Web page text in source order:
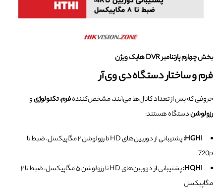
بخش چهارم پارتنامبر DVR هایک ویژن
فرم و ساختار دستگاه دی وی آر
حروفی که پس از تعداد کانال‌ها می‌آیند، مشخص‌کنندهفرم،تکنولوژیو
رزولوشندستگاه هستند:
HGHI:
پشتیبانی از دوربین‌های HD تا رزولوشن ۲ مگاپیکسل، ضبط تا
720p
HQHI:
پشتیبانی از دوربین‌های HD تا رزولوشن ۵ مگاپیکسل، ضبط تا ۲
مگاپیکسل